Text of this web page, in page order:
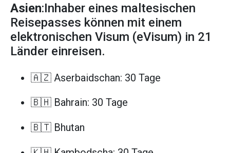
Asien:Inhaber eines maltesischen
Reisepasses können mit einem
elektronischen Visum (eVisum) in 21
Länder einreisen.
🇦🇿 Aserbaidschan: 30 Tage
🇧🇭 Bahrain: 30 Tage
🇧🇹 Bhutan